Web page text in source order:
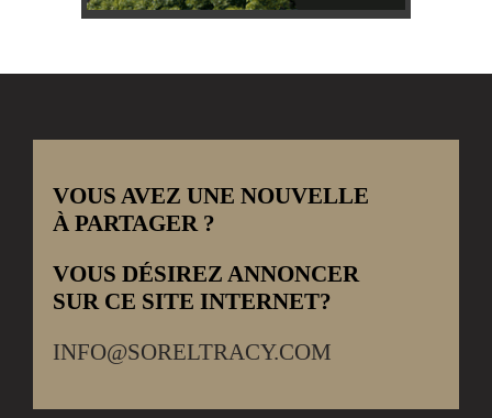
VOUS AVEZ UNE NOUVELLE
À PARTAGER ?
VOUS DÉSIREZ ANNONCER
SUR CE SITE INTERNET?
INFO@SORELTRACY.COM